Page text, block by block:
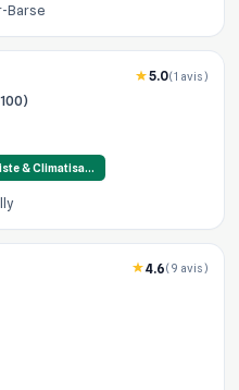
Barse
5.0(1 avis)
& Climatisa…
4.6(9 avis)